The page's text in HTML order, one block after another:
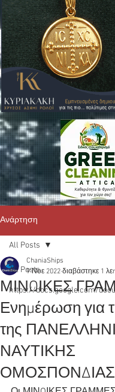
Ανάρτηση
All Posts
https://docs.google.com/
All Posts
ΜΙΝΩΙΚΕΣ
Ενημέρωση για
της
ΝΑΥΤΙΚΗΣ
ΟΜΟΣΠΟΝΔΙΑΣ
ChaniaShips
9 Νοε 2022 διαβάστηκε 1